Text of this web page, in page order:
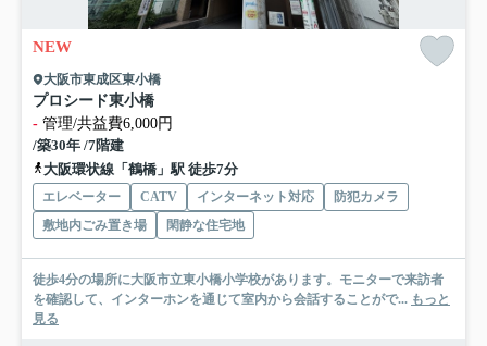
NEW
大阪市東成区東小橋
プロシード東小橋
- 管理/共益費6,000円
/築30年 /7階建
大阪環状線「鶴橋」駅 徒歩7分
エレベーター CATV インターネット対応
防犯カメラ
敷地内ごみ置き場
閑静な住宅地
徒歩4分の場所に大阪市立東小橋小学校があります。モニターで来訪者
を確認して、インターホンを通じて室内から会話することがで... もっと
見る